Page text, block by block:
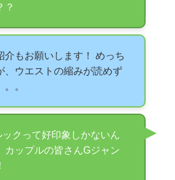
？
介もお願いします！ めっち
、ウエストの縮みが読めず
。
クって好印象しかないん
カップルの皆さんGジャン